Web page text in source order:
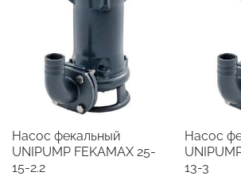
Насос фекальный
UNIPUMP FEKAMAX 25-
15-2.2
Насос
13-3